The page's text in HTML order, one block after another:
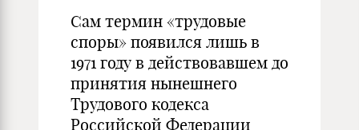
Сам термин «трудовые
споры» появился лишь в
1971 году в действовавшем до
принятия нынешнего
Трудового кодекса
Российской Федерации